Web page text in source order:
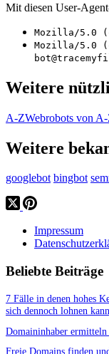
Mit diesen User-
Mozilla/5.0
Mozilla/5.0
Weitere
A-ZWebrobots von
Weitere
googlebot bingbot
Impressum
Beliebte Beiträge
7 Fälle in denen hohes
sich dennoch lohnen
Domaininhaber
Freie Domains finden